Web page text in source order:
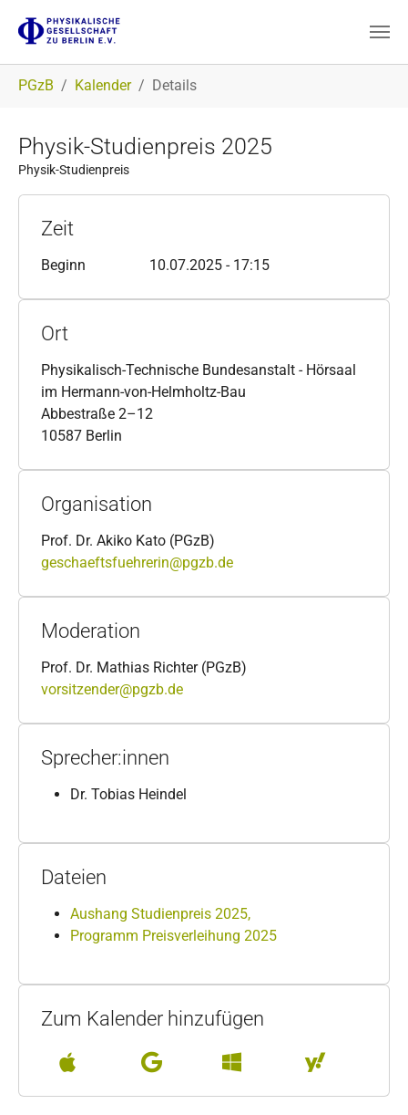
PGzB Kalender Details
Physik-Studienpreis 2025
Physik-Studienpreis
Zeit
Beginn 10.07.2025 - 17:15
Ort
Physikalisch-Technische Bundesanstalt - Hörsaal
im Hermann-von-Helmholtz-Bau
Abbestraße 2–12
10587 Berlin
Organisation
Prof. Dr. Akiko Kato (PGzB)
geschaeftsfuehrerin@pgzb.de
Moderation
Prof. Dr. Mathias Richter (PGzB)
vorsitzender@pgzb.de
Sprecher:innen
Dr. Tobias Heindel
Dateien
Aushang Studienpreis 2025,
Programm Preisverleihung 2025
Zum Kalender hinzufügen